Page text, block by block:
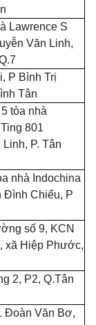
Lawrence S
Văn Linh,
P Bình Trị
Tân
tòa nhà
801
P. Tân
nhà Indochina
Đình Chiểu, P
số 9, KCN
xã Hiệp Phước,
2, P2, Q.Tân
Đoàn Văn Bơ,